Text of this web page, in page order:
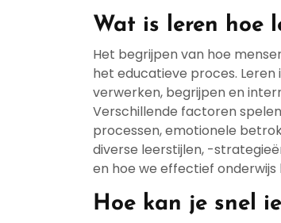
Wat is leren hoe
Het begrijpen van hoe
het educatieve proces.
verwerken, begrijpen en
Verschillende factoren
processen, emotionele
diverse leerstijlen, -
en hoe we effectief
Hoe kan je snel